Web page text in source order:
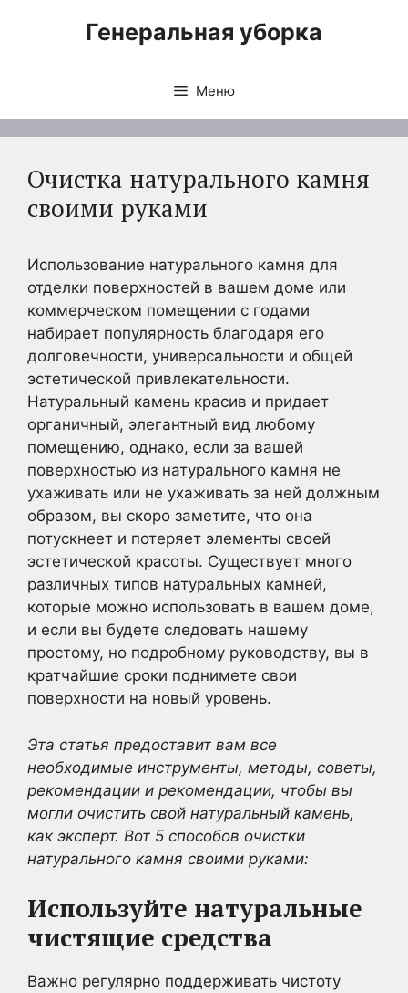
Генеральная уборка
Меню
Очистка натурального камня
своими руками
Использование натурального камня для
отделки поверхностей в вашем доме или
коммерческом помещении с годами
набирает популярность благодаря его
долговечности, универсальности и общей
эстетической привлекательности.
Натуральный камень красив и придает
органичный, элегантный вид любому
помещению, однако, если за вашей
поверхностью из натурального камня не
ухаживать или не ухаживать за ней должным
образом, вы скоро заметите, что она
потускнеет и потеряет элементы своей
эстетической красоты. Существует много
различных типов натуральных камней,
которые можно использовать в вашем доме,
и если вы будете следовать нашему
простому, но подробному руководству, вы в
кратчайшие сроки поднимете свои
поверхности на новый уровень.
Эта статья предоставит вам все
необходимые инструменты, методы, советы,
рекомендации и рекомендации, чтобы вы
могли очистить свой натуральный камень,
как эксперт. Вот 5 способов очистки
натурального камня своими руками:
Используйте натуральные
чистящие средства
Важно регулярно поддерживать чистоту